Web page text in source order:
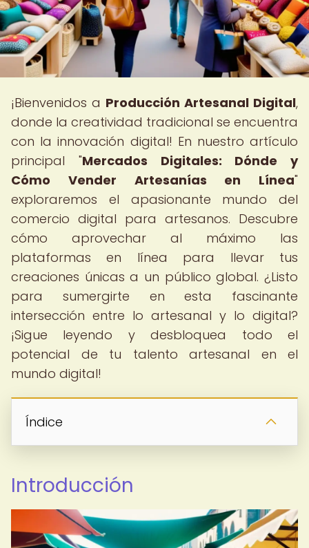
¡Bienvenidos a Producción Artesanal Digital,
donde la creatividad tradicional se encuentra
con la innovación digital! En nuestro artículo
principal "Mercados Digitales: Dónde y
Cómo Vender Artesanías en Línea"
exploraremos el apasionante mundo del
comercio digital para artesanos. Descubre
cómo aprovechar al máximo las
plataformas en línea para llevar tus
creaciones únicas a un público global. ¿Listo
para sumergirte en esta fascinante
intersección entre lo artesanal y lo digital?
¡Sigue leyendo y desbloquea todo el
potencial de tu talento artesanal en el
mundo digital!
Índice
Introducción